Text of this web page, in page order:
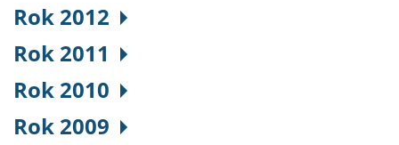
Rok 2012
Rok 2011
Rok 2010
Rok 2009